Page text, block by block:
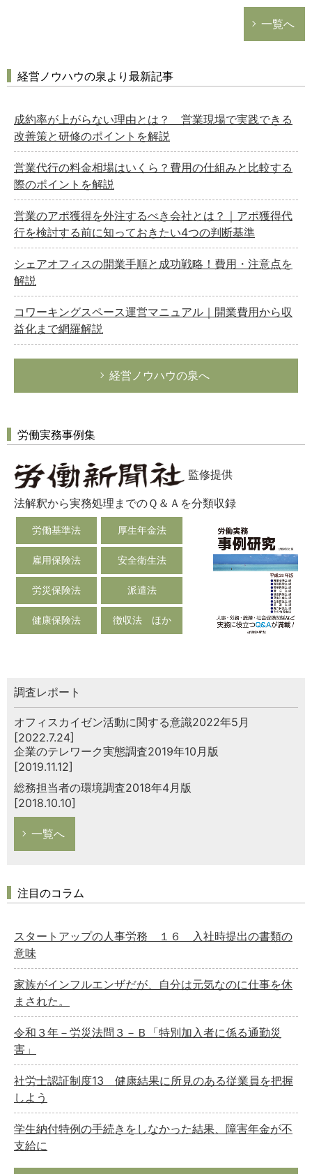
一覧へ
経営ノウハウの泉より最新記事
成約率が上がらない理由とは？ 営業現場で実践できる
改善策と研修のポイントを解説
営業代行の料金相場はいくら？費用の仕組みと比較する
際のポイントを解説
営業のアポ獲得を外注するべき会社とは？｜アポ獲得代
行を検討する前に知っておきたい4つの判断基準
シェアオフィスの開業手順と成功戦略！費用・注意点を
解説
コワーキングスペース運営マニュアル｜開業費用から収
益化まで網羅解説
経営ノウハウの泉へ
労働実務事例集
監修提供
法解釈から実務処理までのＱ＆Ａを分類収録
労働基準法 厚生年金法
雇用保険法 安全衛生法
労災保険法 派遣法
健康保険法 徴収法 ほか
調査レポート
オフィスカイゼン活動に関する意識2022年5月
[2022.7.24]
企業のテレワーク実態調査2019年10月版
[2019.11.12]
総務担当者の環境調査2018年4月版
[2018.10.10]
一覧へ
注目のコラム
スタートアップの人事労務 １６ 入社時提出の書類の
意味
家族がインフルエンザだが、自分は元気なのに仕事を休
まされた。
令和３年－労災法問３－Ｂ「特別加入者に係る通勤災
害」
社労士認証制度13 健康結果に所見のある従業員を把握
しよう
学生納付特例の手続きをしなかった結果、障害年金が不
支給に